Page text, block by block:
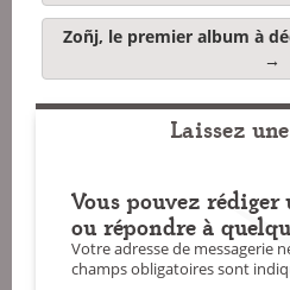
Zoñj, le premier album à
→
Laissez
Vous pouvez
ou répondre à
Votre adresse de messagerie
champs obligatoires sont